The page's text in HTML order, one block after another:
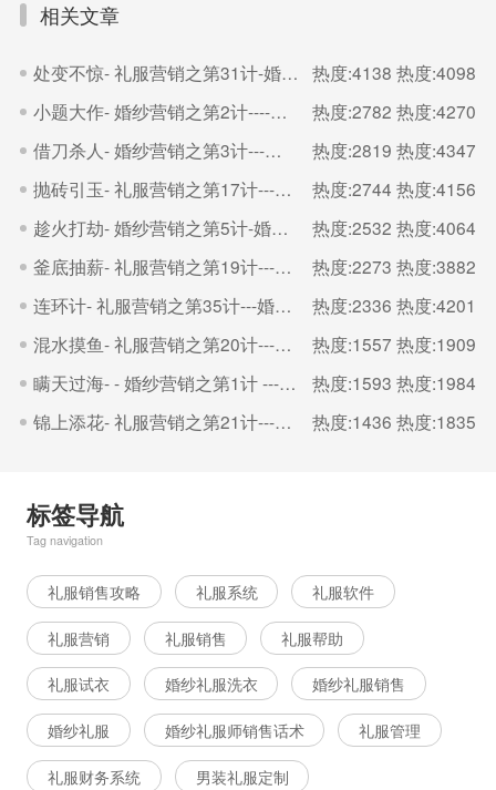
相关文章
处变不惊- 礼服营销之第31计-婚纱礼服出租管理平台 热度:4138 热度:4098
小题大作- 婚纱营销之第2计----婚纱礼服出租管理平台
热度:2782 热度:4270
借刀杀人- 婚纱营销之第3计---婚纱礼服出租管理平台
热度:2819 热度:4347
抛砖引玉- 礼服营销之第17计---婚纱礼服出租管理平台
热度:2744 热度:4156
趁火打劫- 婚纱营销之第5计-婚纱礼服出租管理平台
热度:2532 热度:4064
釜底抽薪- 礼服营销之第19计---婚纱礼服出租管理平台
热度:2273 热度:3882
连环计- 礼服营销之第35计---婚纱礼服出租管理平台
热度:2336 热度:4201
混水摸鱼- 礼服营销之第20计---婚纱礼服出租管理平台
热度:1557 热度:1909
瞒天过海- - 婚纱营销之第1计 ---婚纱礼服出租管理平台
热度:1593 热度:1984
锦上添花- 礼服营销之第21计---婚纱礼服出租管理平台
热度:1436 热度:1835
标签导航
Tag navigation
礼服销售攻略 礼服系统 礼服软件
礼服营销 礼服销售 礼服帮助
礼服试衣 婚纱礼服洗衣 婚纱礼服销售
婚纱礼服 婚纱礼服师销售话术 礼服管理
礼服财务系统 男装礼服定制